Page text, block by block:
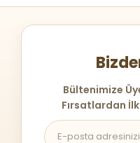
Bültenimize
Fırsatlardan